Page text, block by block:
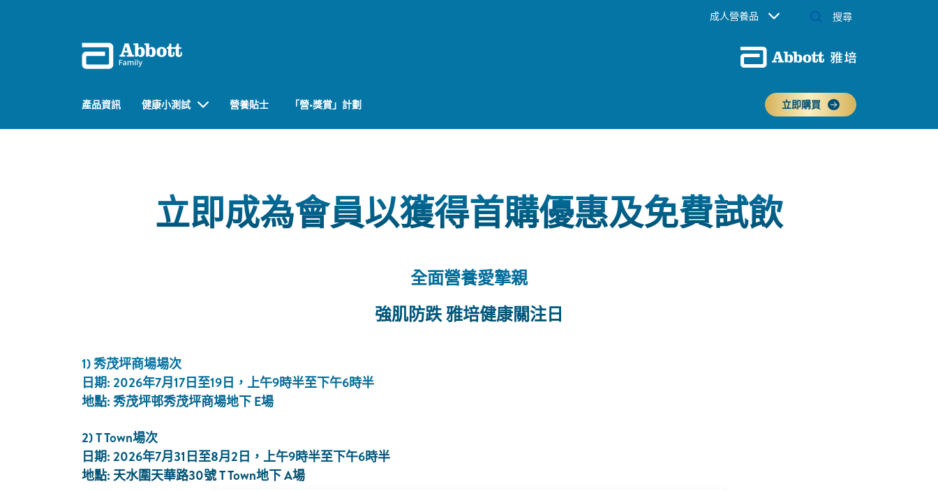
成人營養品
產品資訊 健康小測試 營養貼士 「營•獎賞」計劃 立即購買
立即成為會員以獲得首購優惠及免費試飲
全面營養愛摯親
強肌防跌 雅培健康關注日
1) 秀茂坪商場場次​
日期: 2026年7月17日至19日，上午9時半至下午6時半​
地點: 秀茂坪邨秀茂坪商場地下 E場 ​
2) T Town場次​
日期: 2026年7月31日至8月2日，上午9時半至下午6時半​
地點: 天水圍天華路30號 T Town地下 A場​